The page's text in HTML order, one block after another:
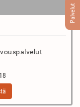
Palvelut